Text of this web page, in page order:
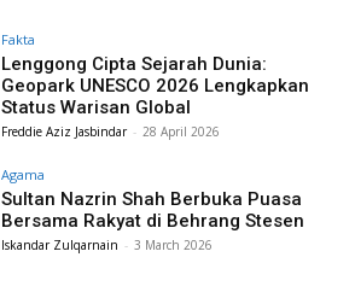
Fakta
Lenggong Cipta Sejarah Dunia:
Geopark UNESCO 2026 Lengkapkan
Status Warisan Global
Freddie Aziz Jasbindar - 28 April 2026
Agama
Sultan Nazrin Shah Berbuka Puasa
Bersama Rakyat di Behrang Stesen
Iskandar Zulqarnain - 3 March 2026